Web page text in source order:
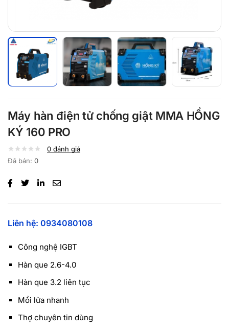
Máy hàn điện tử chống giật MMA HỒNG
KÝ 160 PRO
0 đánh giá
Đã bán: 0
Liên hệ: 0934080108
Công nghệ IGBT
Hàn que 2.6-4.0
Hàn que 3.2 liên tục
Mồi lửa nhanh
Thợ chuyên tin dùng